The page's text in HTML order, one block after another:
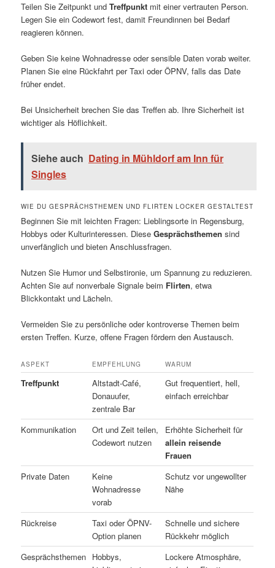
Teilen Sie Zeitpunkt undTreffpunkt mit einer vertrauten Person.
Legen Sie ein Codewort fest, damit Freundinnen bei Bedarf
reagieren können.
Geben Sie keine Wohnadresse oder sensible Daten vorab weiter.
Planen Sie eine Rückfahrt per Taxi oder ÖPNV, falls das Date
früher endet.
Bei Unsicherheit brechen Sie das Treffen ab. Ihre Sicherheit ist
wichtiger als Höflichkeit.
Siehe auch Dating in Mühldorf am Inn für
Singles
WIE DU GESPRÄCHSTHEMEN UND FLIRTEN LOCKER GESTALTEST
Beginnen Sie mit leichten Fragen: Lieblingsorte in Regensburg,
Hobbys oder Kulturinteressen. DieseGesprächsthemen sind
unverfänglich und bieten Anschlussfragen.
Nutzen Sie Humor und Selbstironie, um Spannung zu reduzieren.
Achten Sie auf nonverbale Signale beim Flirten, etwa
Blickkontakt und Lächeln.
Vermeiden Sie zu persönliche oder kontroverse Themen beim
ersten Treffen. Kurze, offene Fragen fördern den Austausch.
ASPEKT EMPFEHLUNG WARUM
Treffpunkt
Altstadt-Café,
Donauufer,
zentrale Bar
Gut frequentiert, hell,
einfach erreichbar
Kommunikation
Ort und Zeit teilen,
Codewort nutzen
Erhöhte Sicherheit für
allein reisende
Frauen
Private Daten
Keine
Wohnadresse
vorab
Schutz vor ungewollter
Nähe
Rückreise
Taxi oder ÖPNV-
Option planen
Schnelle und sichere
Rückkehr möglich
Gesprächsthemen Hobbys,
Lockere Atmosphäre,